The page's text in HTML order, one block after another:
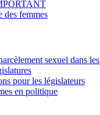
des femmes
sexuel dans
pour les législateurs
en politique